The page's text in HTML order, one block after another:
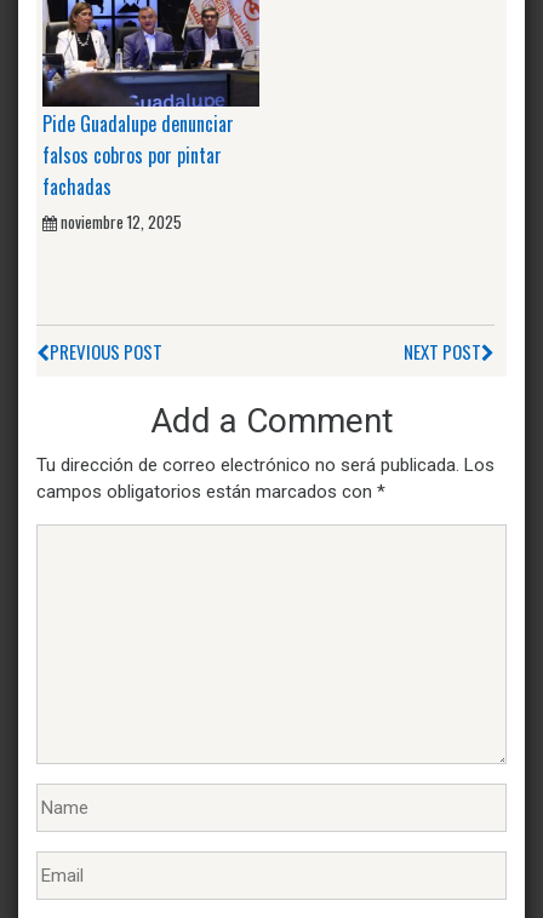
Pide Guadalupe denunciar
falsos cobros por pintar
fachadas
noviembre 12, 2025
PREVIOUS POST NEXT POST
Add a Comment
Tu dirección de correo electrónico no será publicada. Los
campos obligatorios están marcados con *